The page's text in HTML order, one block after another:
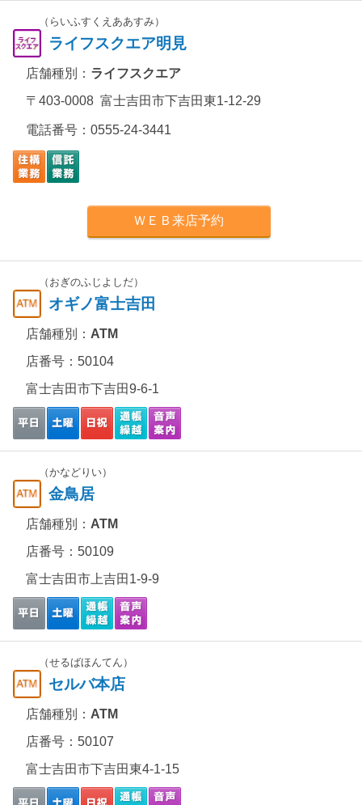
（らいふすくえああすみ）
ライフスクエア明見
店舗種別： ライフスクエア
〒403-0008 富士吉田市下吉田東1-12-29
電話番号： 0555-24-3441
ＷＥＢ来店予約
（おぎのふじよしだ）
オギノ富士吉田
店舗種別： ATM
店番号：50104
富士吉田市下吉田9-6-1
（かなどりい）
金鳥居
店舗種別： ATM
店番号：50109
富士吉田市上吉田1-9-9
（せるばほんてん）
セルバ本店
店舗種別： ATM
店番号：50107
富士吉田市下吉田東4-1-15